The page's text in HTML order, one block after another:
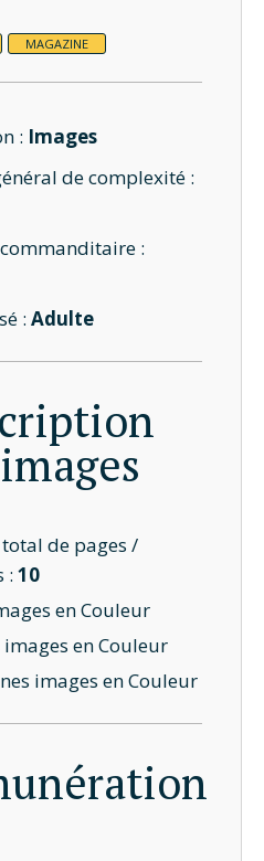
MAGAZINE
: Images
de complexité :
:
:Adulte
de pages /
:10
en Couleur
en Couleur
images en Couleur